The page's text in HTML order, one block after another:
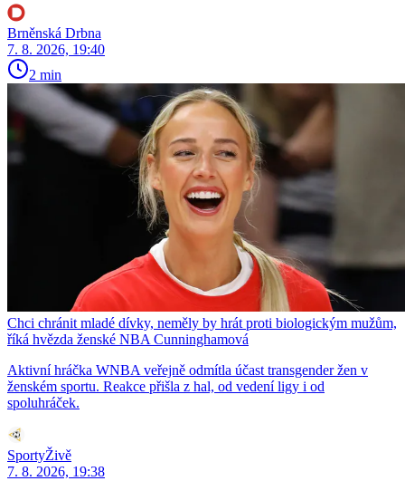
Brněnská Drbna
7. 8. 2026, 19:40
2 min
Chci chránit mladé dívky, neměly by hrát proti biologickým mužům,
říká hvězda ženské NBA Cunninghamová
Aktivní hráčka WNBA veřejně odmítla účast transgender žen v
ženském sportu. Reakce přišla z hal, od vedení ligy i od
spoluhráček.
SportyŽivě
7. 8. 2026, 19:38